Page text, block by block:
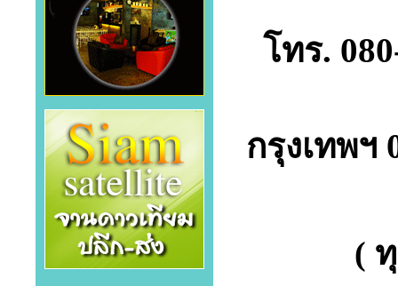
โทร.
กรุงเทพฯ
(